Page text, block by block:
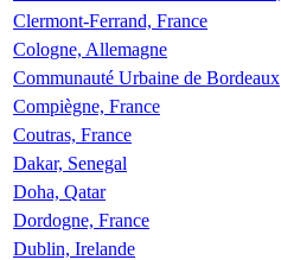
Clermont-Ferrand, France
Cologne, Allemagne
Communauté Urbaine de Bordeaux
Compiègne, France
Coutras, France
Dakar, Senegal
Doha, Qatar
Dordogne, France
Dublin, Irelande